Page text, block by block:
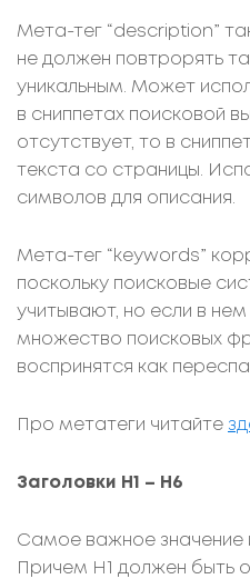
Мета-тег “description”
не должен повтрорять
уникальным. Может
в сниппетах поисковой
отсутствует, то в
текста со страницы.
символов для описания.
Мета-тег “keywords”
поскольку поисковые
учитывают, но если в
множество поисковых
воспринятся как
Про метатеги читайте
Заголовки H1 – Н6
Самое важное значение
Причем Н1 должен быть